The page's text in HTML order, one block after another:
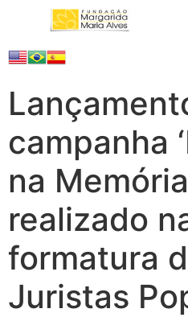
campanha
na
realizado
formatura
Juristas